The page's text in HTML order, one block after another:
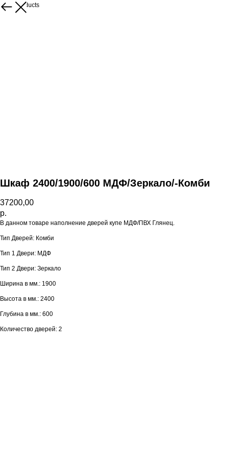
More products
Шкаф 2400/1900/600 МДФ/Зеркало/-Комби
37200,00
р.
В данном товаре наполнение дверей купе МДФ/ПВХ Глянец.
Тип Дверей: Комби
Тип 1 Двери: МДФ
Тип 2 Двери: Зеркало
Ширина в мм.: 1900
Высота в мм.: 2400
Глубина в мм.: 600
Количество дверей: 2